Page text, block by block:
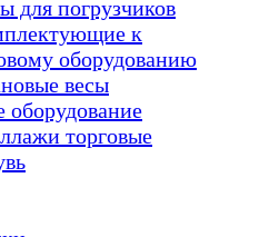
для погрузчиков
к
оборудованию
весы
оборудование
торговые